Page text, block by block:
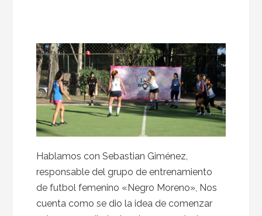
Hablamos con Sebastian Giménez,
responsable del grupo de entrenamiento
de futbol femenino «Negro Moreno», Nos
cuenta como se dio la idea de comenzar